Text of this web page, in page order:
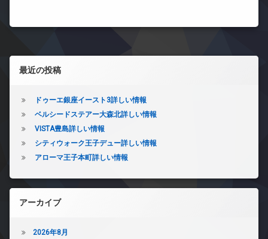
左サイドバー
最近の投稿
ドゥーエ銀座イースト3詳しい情報
ベルシードステアー大森北詳しい情報
VISTA豊島詳しい情報
シティウォーク王子デュー詳しい情報
アローマ王子本町詳しい情報
アーカイブ
2026年8月